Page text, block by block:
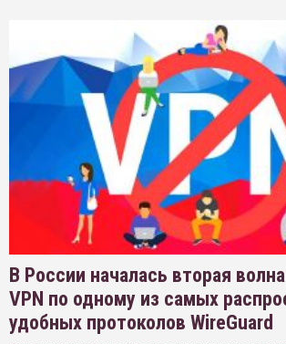
В России началась вторая
VPN по одному из самых
удобных протоколов WireGuard